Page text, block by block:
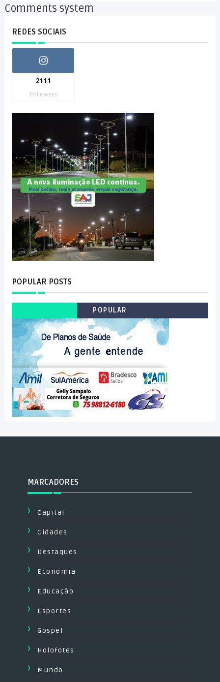
Comments system
REDES SOCIAIS
2111
Followers
POPULAR POSTS
POPULAR
MARCADORES
Capital
Cidades
Destaques
Economia
Educação
Esportes
Gospel
Holofotes
Mundo